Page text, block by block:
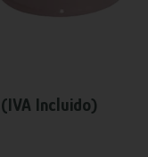
(IVA Incluido)